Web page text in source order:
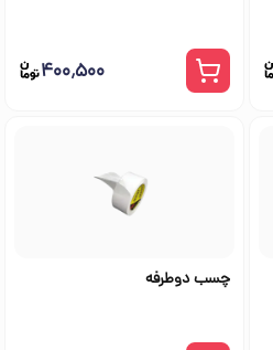
۴۰۰٬۵۰۰
چسب دوطرفه